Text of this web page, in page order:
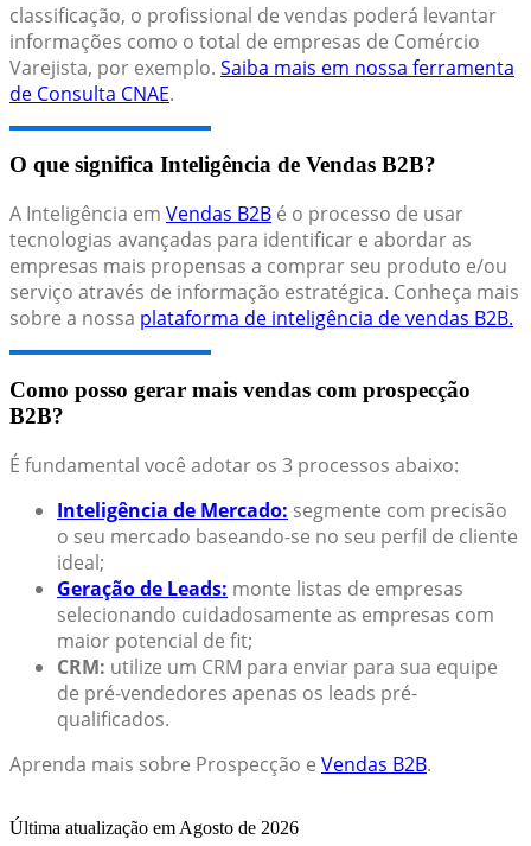
classificação, o profissional de vendas poderá levantar
informações como o total de empresas de Comércio
Varejista, por exemplo. Saiba mais em nossa ferramenta
de Consulta CNAE.
O que significa Inteligência de Vendas B2B?
A Inteligência em Vendas B2B é o processo de usar
tecnologias avançadas para identificar e abordar as
empresas mais propensas a comprar seu produto e/ou
serviço através de informação estratégica. Conheça mais
sobre a nossa plataforma de inteligência de vendas B2B.
Como posso gerar mais vendas com prospecção
B2B?
É fundamental você adotar os 3 processos abaixo:
Inteligência de Mercado: segmente com precisão
o seu mercado baseando-se no seu perfil de cliente
ideal;
Geração de Leads: monte listas de empresas
selecionando cuidadosamente as empresas com
maior potencial de fit;
CRM: utilize um CRM para enviar para sua equipe
de pré-vendedores apenas os leads pré-
qualificados.
Aprenda mais sobre Prospecção e Vendas B2B.
Última atualização em Agosto de 2026